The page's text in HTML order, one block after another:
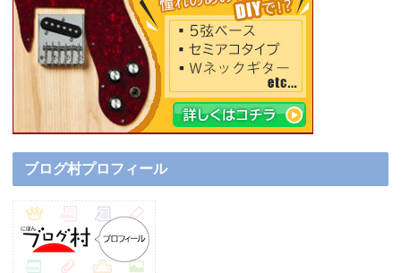
ブログ村プロフィール